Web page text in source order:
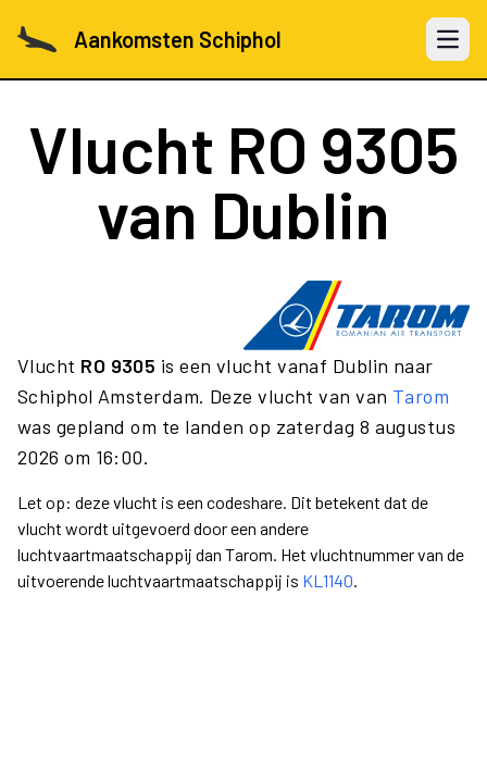
Aankomsten Schiphol Open
Vlucht RO 9305
van Dublin
Vlucht RO 9305 is een vlucht vanaf Dublin naar
Schiphol Amsterdam. Deze vlucht van van Tarom
was gepland om te landen op zaterdag 8 augustus
2026 om 16:00.
Let op: deze vlucht is een codeshare. Dit betekent dat de
vlucht wordt uitgevoerd door een andere
luchtvaartmaatschappij dan Tarom. Het vluchtnummer van de
uitvoerende luchtvaartmaatschappij is KL1140.